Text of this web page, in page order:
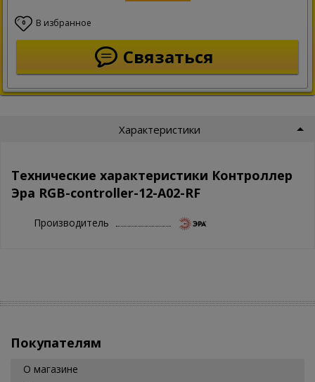
0 В избранное
Связаться
Характеристики
Технические характеристики Контроллер
Эра RGB-controller-12-A02-RF
Производитель
Покупателям
О магазине